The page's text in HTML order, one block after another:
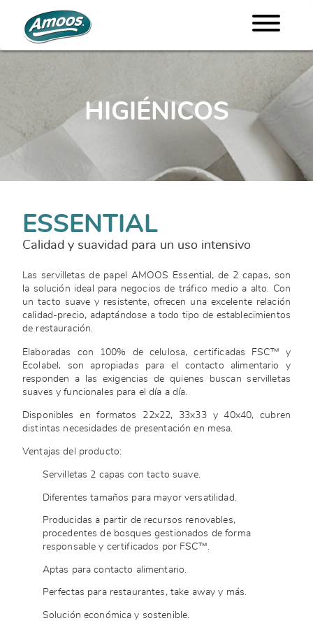
HIGIÉNICOS
ESSENTIAL
Calidad y suavidad para un uso intensivo
Las servilletas de papel AMOOS Essential, de 2 capas, son
la solución ideal para negocios de tráfico medio a alto. Con
un tacto suave y resistente, ofrecen una excelente relación
calidad-precio, adaptándose a todo tipo de establecimientos
de restauración.
Elaboradas con 100% de celulosa, certificadas FSC™ y
Ecolabel, son apropiadas para el contacto alimentario y
responden a las exigencias de quienes buscan servilletas
suaves y funcionales para el día a día.
Disponibles en formatos 22x22, 33x33 y 40x40, cubren
distintas necesidades de presentación en mesa.
Ventajas del producto:
Servilletas 2 capas con tacto suave.
Diferentes tamaños para mayor versatilidad.
Producidas a partir de recursos renovables,
procedentes de bosques gestionados de forma
responsable y certificados por FSC™.
Aptas para contacto alimentario.
Perfectas para restaurantes, take away y más.
Solución económica y sostenible.